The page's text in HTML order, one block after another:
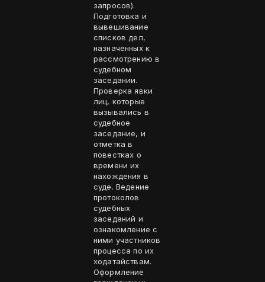
запросов).
Подготовка и
вывешивание
списков дел,
назначенных к
рассмотрению в
судебном
заседании.
Проверка явки
лиц, которые
вызывались в
судебное
заседание, и
отметка в
повестках о
времени их
нахождения в
суде. Ведение
протоколов
судебных
заседаний и
ознакомление с
ними участников
процесса по их
ходатайствам.
Оформление